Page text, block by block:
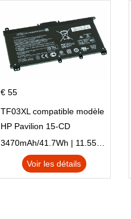
€ 55
TF03XL compatible modèle
HP Pavilion 15-CD
Voir les détails